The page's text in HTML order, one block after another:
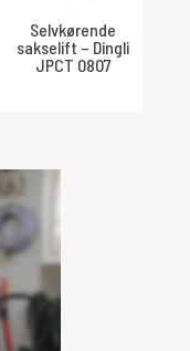
Selvkørende
sakselift – Dingli
JPCT 0807